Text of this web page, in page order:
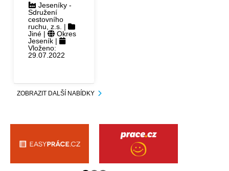
Jeseníky -
Sdružení
cestovního
ruchu, z.s. |
Jiné |
Okres
Jeseník |
Vloženo:
29.07.2022
ZOBRAZIT DALŠÍ NABÍDKY